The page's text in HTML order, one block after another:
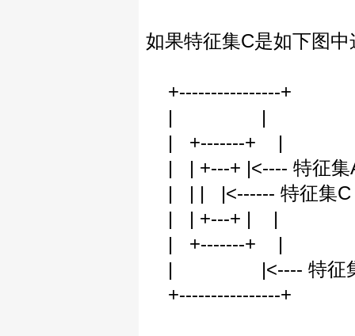
如果特征集C是如下图
+----------------+
| |
| +-------+ |
| | +---+ |<---- 特征集A
| | | |<------ 特征集C
| | +---+ | |
| +-------+ |
| |<---- 特征集B：
+----------------+